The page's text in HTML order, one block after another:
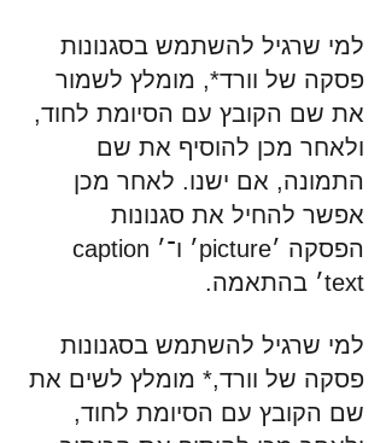
למי שרגיל להשתמש בסגנונות
פסקה של וורד*, מומלץ לשמור
את שם הקובץ עם הסיומת לחוד,
ולאחר מכן להוסיף את שם
התמונה, אם ישנו. לאחר מכן
אפשר להחיל את סגנונות
הפסקה ׳picture׳ ו־׳caption
text׳ בהתאמה.
למי שרגיל להשתמש בסגנונות
פסקה של וורד,* מומלץ לשים את
שם הקובץ עם הסיומת לחוד,